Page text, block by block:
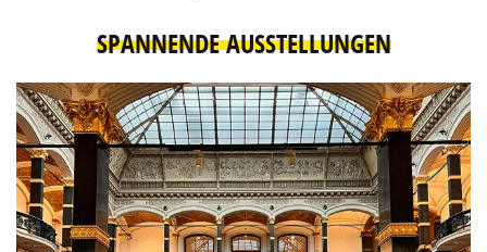
SPANNENDE AUSSTELLUNGEN